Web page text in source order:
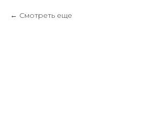
Смотреть еще